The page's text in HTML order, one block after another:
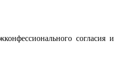
согласия и